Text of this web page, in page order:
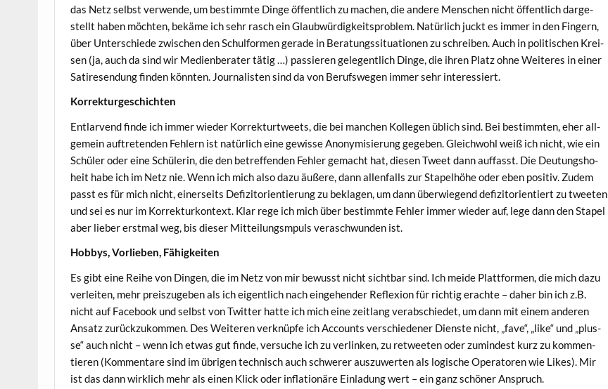
das Netz selbst ver­wen­de, um bestimm­te Din­ge öffent­lich zu machen, die ande­re Men­schen nicht öffent­lich dar­ge­
stellt haben möch­ten, bekä­me ich sehr rasch ein Glaub­wür­dig­keits­pro­blem. Natür­lich juckt es immer in den Fin­gern,
über Unter­schie­de zwi­schen den Schul­for­men gera­de in Bera­tungs­si­tua­tio­nen zu schrei­ben. Auch in poli­ti­schen Krei­
sen (ja, auch da sind wir Medi­en­be­ra­ter tätig …) pas­sie­ren gele­gent­lich Din­ge, die ihren Platz ohne Wei­te­res in einer
Sati­re­sen­dung fin­den könn­ten. Jour­na­lis­ten sind da von Berufs­we­gen immer sehr interessiert.
Kor­rek­tur­ge­schich­ten
Ent­lar­vend fin­de ich immer wie­der Kor­rek­turt­weets, die bei man­chen Kol­le­gen üblich sind. Bei bestimm­ten, eher all­
ge­mein auf­tre­ten­den Feh­lern ist natür­lich eine gewis­se Anony­mi­sie­rung gege­ben. Gleich­wohl weiß ich nicht, wie ein
Schü­ler oder eine Schü­le­rin, die den betref­fen­den Feh­ler gemacht hat, die­sen Tweet dann auf­fasst. Die Deu­tungs­ho­
heit habe ich im Netz nie. Wenn ich mich also dazu äuße­re, dann allen­falls zur Sta­pel­hö­he oder eben posi­tiv. Zudem
passt es für mich nicht, einer­seits Defi­zit­ori­en­tie­rung zu bekla­gen, um dann über­wie­gend defi­zit­ori­en­tiert zu twee­ten
und sei es nur im Kor­rek­tur­kon­text. Klar rege ich mich über bestimm­te Feh­ler immer wie­der auf, lege dann den Sta­pel
aber lie­ber erst­mal weg, bis die­ser Mit­tei­lungsm­puls ver­aschwun­den ist.
Hob­bys, Vor­lie­ben, Fähigkeiten
Es gibt eine Rei­he von Din­gen, die im Netz von mir bewusst nicht sicht­bar sind. Ich mei­de Platt­for­men, die mich dazu
ver­lei­ten, mehr preis­zu­ge­ben als ich eigent­lich nach ein­ge­hen­der Refle­xi­on für rich­tig erach­te – daher bin ich z.B.
nicht auf Face­book und selbst von Twit­ter hat­te ich mich eine zeit­lang ver­ab­schie­det, um dann mit einem ande­ren
Ansatz zurück­zu­kom­men. Des Wei­te­ren ver­knüp­fe ich Accounts ver­schie­de­ner Diens­te nicht, „fave“, „like“ und „plus­
se“ auch nicht – wenn ich etwas gut fin­de, ver­su­che ich zu ver­lin­ken, zu ret­wee­ten oder zumin­dest kurz zu kom­men­
tie­ren (Kom­men­ta­re sind im übri­gen tech­nisch auch schwe­rer aus­zu­wer­ten als logi­sche Ope­ra­to­ren wie Likes). Mir
ist das dann wirk­lich mehr als einen Klick oder infla­tio­nä­re Ein­la­dung wert – ein ganz schö­ner Anspruch.